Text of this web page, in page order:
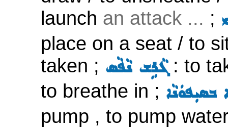
launch an attack ... ;
place on a seat / to
taken ; ܓܵܪܹܫ ܢܵܦܵܣ: to
to breathe in ;
pump , to pump